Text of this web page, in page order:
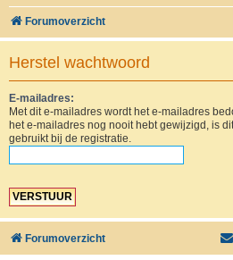
Forumoverzicht
Herstel wachtwoord
E-mailadres:
Met dit e-mailadres wordt het e-mailadres
het e-mailadres nog nooit hebt gewijzigd, is
gebruikt bij de registratie.
Forumoverzicht